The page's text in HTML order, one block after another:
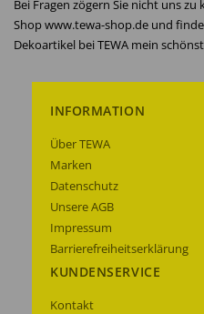
Bei Fragen zögern Sie nicht uns
Shop www.tewa-shop.de und
Dekoartikel bei TEWA mein
INFORMATION
Über TEWA
Marken
Datenschutz
Unsere AGB
Impressum
Barrierefreiheitserklärung
KUNDENSERVICE
Kontakt